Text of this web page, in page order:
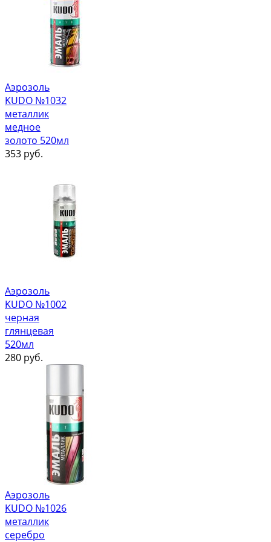
Аэрозоль
KUDO №1032
металлик
медное
золото 520мл
353 руб.
Аэрозоль
KUDO №1002
черная
глянцевая
520мл
280 руб.
Аэрозоль
KUDO №1026
металлик
серебро